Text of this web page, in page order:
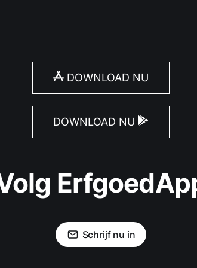
DOWNLOAD NU
DOWNLOAD NU
Schrijf nu in